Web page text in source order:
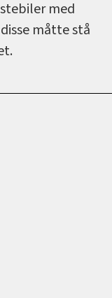
med
måtte stå